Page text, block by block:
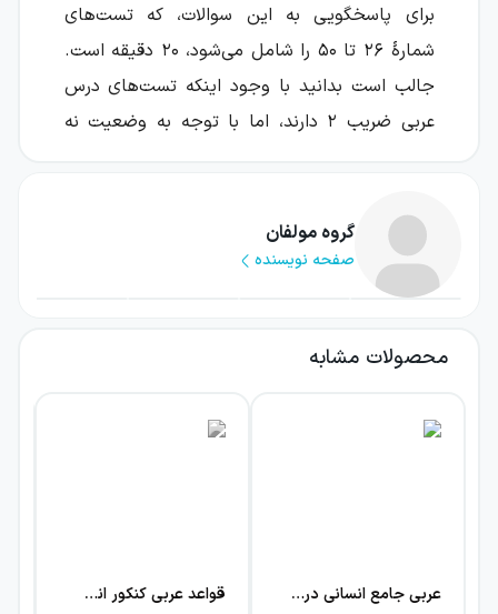
برای پاسخگویی به این سوالات، که تست‌های
شمارهٔ ۲۶ تا ۵۰ را شامل می‌شود، ۲۰ دقیقه است.
جالب است بدانید با وجود اینکه تست‌های درس
عربی ضریب ۲ دارند، اما با توجه به وضعیت نه
کنید، تاثیر خیلی زیادی روی تراز و رتبهٔ نهایی شما
خواهد داشت؛ پس اگر خواهان قبولی در رشته‌ها
و دانشگاه‌های برتر کشور هستید، مطالعهٔ این
مهم‌ترین مواردی که دانش‌آموزان در سال کنکور از
است. چرا که آگاه بودن از تعداد تست‌های هر
برنامه ریزی درستی برای مطالعهٔ درس‌هایتان
گروه مولفان
صفحه نویسنده
محصولات مشابه
عربی جامع انسانی درسنامه خیلی سبز قواعد عربی کنکور انسانی جیبی خیلی سبز